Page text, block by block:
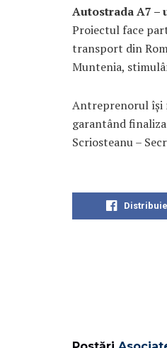
Autostrada A7
Proiectul face
transport din
Muntenia,
Antreprenorul își
garantând
Scriosteanu –
Distribuie